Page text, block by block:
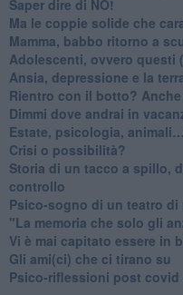
​Saper dire di NO!
​Ma le coppie solide che
​Mamma, babbo ritorno a
Adolescenti, ovvero questi
Ansia, depressione e la
​Rientro con il botto?
Dimmi dove andrai in
​Estate, psicologia,
​Crisi o possibilità?
​Storia di un tacco a spillo,
controllo
​Psico-sogno di un teatro di
"La memoria che solo gli
​Vi è mai capitato essere in
​Gli ami(ci) che ci tirano su
Psico-riflessioni post